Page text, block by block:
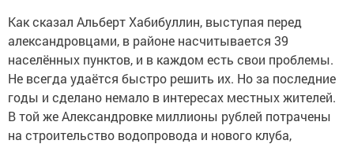
Как сказал Альберт Хабибуллин, выступая перед
александровцами, в районе насчитывается 39
населённых пунктов, и в каждом есть свои проблемы.
Не всегда удаётся быстро решить их. Но за последние
годы и сделано немало в интересах местных жителей.
В той же Александровке миллионы рублей потрачены
на строительство водопровода и нового клуба,